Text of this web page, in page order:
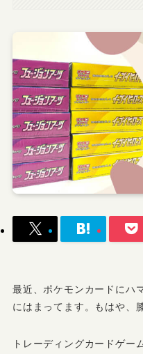
最近、ポケモンカードにハ
にはまってます。もはや、
トレーディングカードゲー